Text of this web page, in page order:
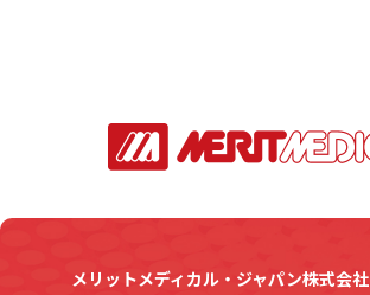
メリットメディカル・ジャパン株式会社